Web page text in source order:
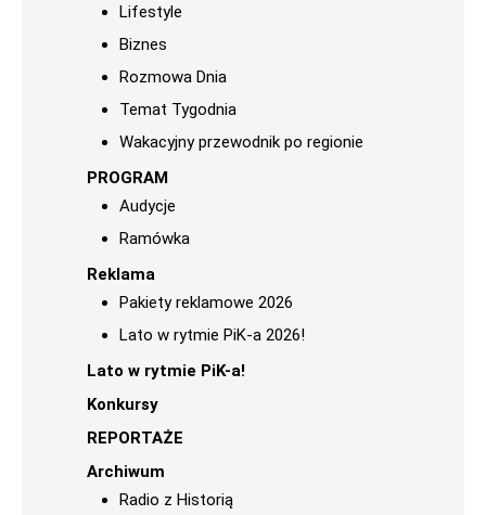
Lifestyle
Biznes
Rozmowa Dnia
Temat Tygodnia
Wakacyjny przewodnik po regionie
PROGRAM
Audycje
Ramówka
Reklama
Pakiety reklamowe 2026
Lato w rytmie PiK-a 2026!
Lato w rytmie PiK-a!
Konkursy
REPORTAŻE
Archiwum
Radio z Historią